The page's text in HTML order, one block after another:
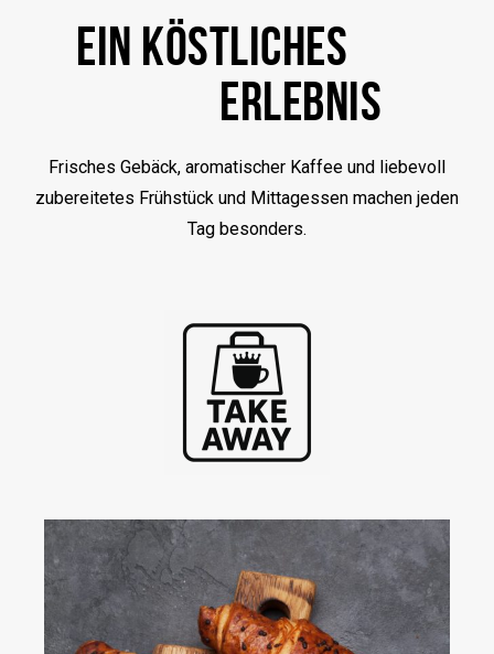
EIN KÖSTLICHES
ERLEBNIS
Frisches Gebäck, aromatischer Kaffee und liebevoll
zubereitetes Frühstück und Mittagessen machen jeden
Tag besonders.